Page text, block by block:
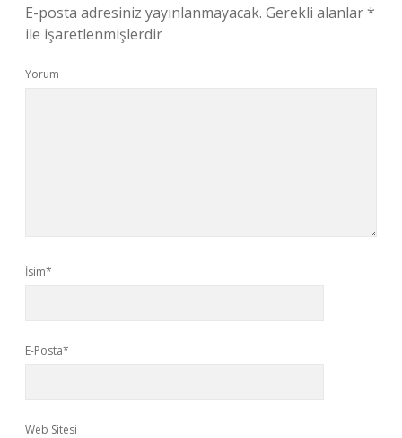
E-posta adresiniz yayınlanmayacak. Gerekli alanlar*
ile işaretlenmişlerdir
Yorum
İsim*
E-Posta*
Web Sitesi